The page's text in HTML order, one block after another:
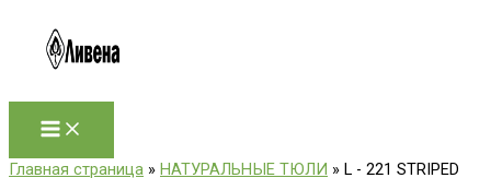
содержимому
Главная страница » НАТУРАЛЬНЫЕ ТЮЛИ » L - 221 STRIPED